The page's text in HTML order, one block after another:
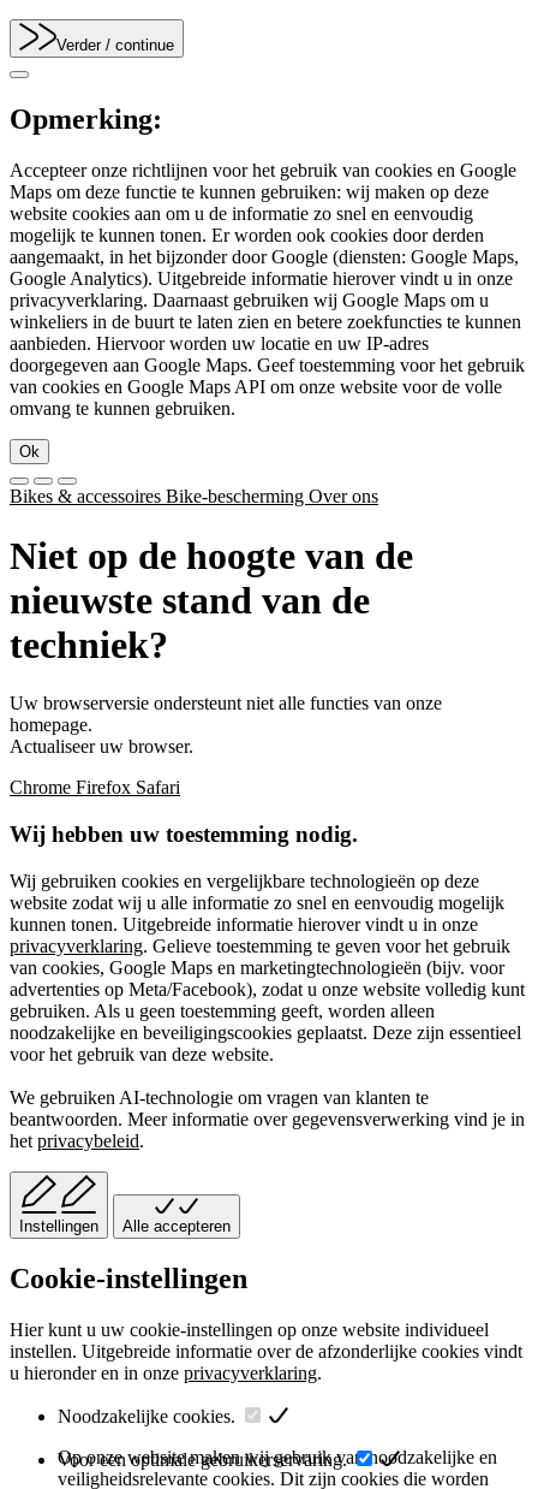
Verder / continue
Opmerking:
Accepteer onze richtlijnen voor het gebruik van cookies en Google
Maps om deze functie te kunnen gebruiken: wij maken op deze
website cookies aan om u de informatie zo snel en eenvoudig
mogelijk te kunnen tonen. Er worden ook cookies door derden
aangemaakt, in het bijzonder door Google (diensten: Google Maps,
Google Analytics). Uitgebreide informatie hierover vindt u in onze
privacyverklaring. Daarnaast gebruiken wij Google Maps om u
winkeliers in de buurt te laten zien en betere zoekfuncties te kunnen
aanbieden. Hiervoor worden uw locatie en uw IP-adres
doorgegeven aan Google Maps. Geef toestemming voor het gebruik
van cookies en Google Maps API om onze website voor de volle
omvang te kunnen gebruiken.
Ok
Bikes & accessoires Bike-bescherming Over ons
Niet op de hoogte van de
nieuwste stand van de
techniek?
Uw browserversie ondersteunt niet alle functies van onze
homepage.
Actualiseer uw browser.
Chrome Firefox Safari
Wij hebben uw toestemming nodig.
Wij gebruiken cookies en vergelijkbare technologieën op deze
website zodat wij u alle informatie zo snel en eenvoudig mogelijk
kunnen tonen. Uitgebreide informatie hierover vindt u in onze
privacyverklaring. Gelieve toestemming te geven voor het gebruik
van cookies, Google Maps en marketingtechnologieën (bijv. voor
advertenties op Meta/Facebook), zodat u onze website volledig kunt
gebruiken. Als u geen toestemming geeft, worden alleen
noodzakelijke en beveiligingscookies geplaatst. Deze zijn essentieel
voor het gebruik van deze website.
We gebruiken AI-technologie om vragen van klanten te
beantwoorden. Meer informatie over gegevensverwerking vind je in
het privacybeleid.
Instellingen Alle accepteren
Cookie-instellingen
Hier kunt u uw cookie-instellingen op onze website individueel
instellen. Uitgebreide informatie over de afzonderlijke cookies vindt
u hieronder en in onze privacyverklaring.
Noodzakelijke cookies.
Op onze website maken wij gebruik van noodzakelijke en
veiligheidsrelevante cookies. Dit zijn cookies die worden
Voor een optimale gebruikerservaring.